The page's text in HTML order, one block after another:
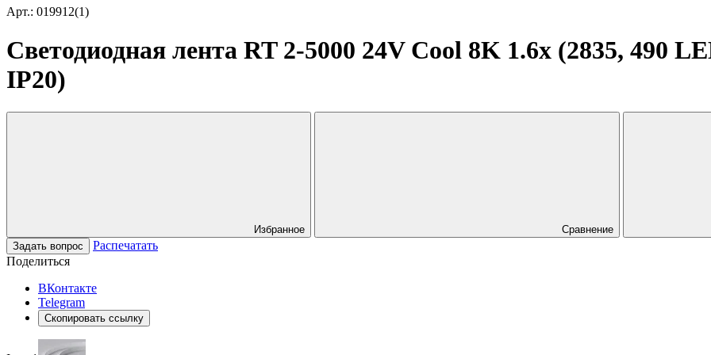
Арт.: 019912(1)
Светодиодная лента RT 2-5000 24V Cool 8K 1.6x (2835, 490
IP20)
Избранное
Сравнение
Задать вопрос
Распечатать
Поделиться
ВКонтакте
Telegram
Скопировать ссылку